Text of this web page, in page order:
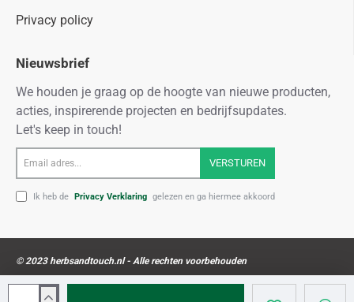
Privacy policy
Nieuwsbrief
We houden je graag op de hoogte van nieuwe producten,
acties, inspirerende projecten en bedrijfsupdates.
Let's keep in touch!
adres...
VERSTUREN
Ik heb de Privacy Verklaring gelezen en ga hiermee akkoord
© 2023 herbsandtouch.nl - Alle rechten voorbehouden